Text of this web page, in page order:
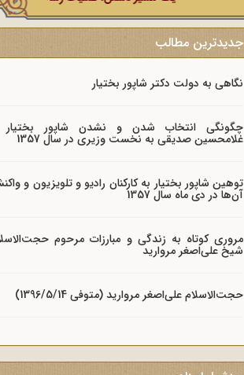
جدیدترین مطالب
نگاهی به دولت دکتر شاپور بختیار
چگونگی انتخاب شدن و نشدن شاپور
غلامحسین صدیقی به نخست وزیری در سال 1357
توهین شاپور بختیار به کارکنان رادیو و تلویزیون و
آن‌ها در دی ماه سال 1357
مروری کوتاه به زندگی و مبارزات مرحوم
شیخ علی‌اصغر مروارید
حجت‌الاسلام علی‌اصغر مروارید (متوفی 1396/5/14)